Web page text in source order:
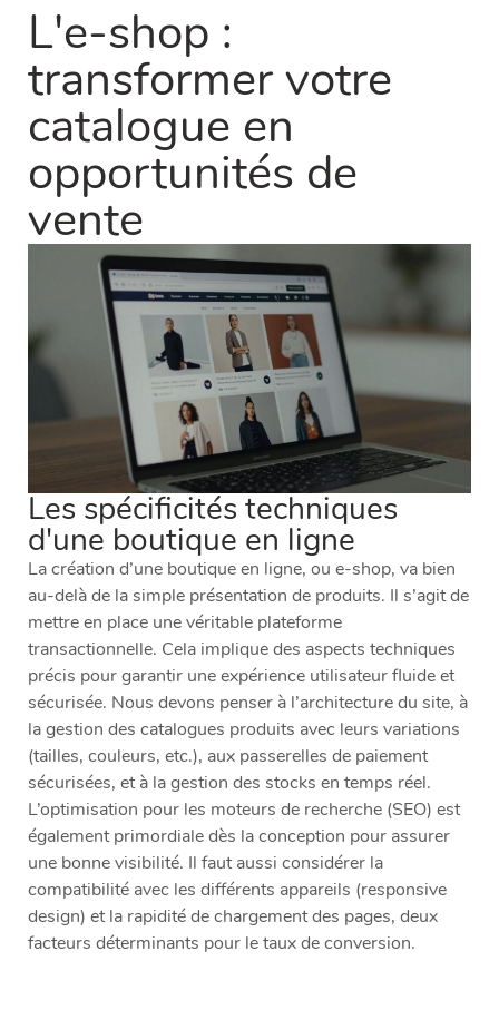
L'e-shop :
transformer votre
catalogue en
opportunités de
vente
Les spécificités techniques
d'une boutique en ligne
La création d’une boutique en ligne, ou e-shop, va bien
au-delà de la simple présentation de produits. Il s’agit de
mettre en place une véritable plateforme
transactionnelle. Cela implique des aspects techniques
précis pour garantir une expérience utilisateur fluide et
sécurisée. Nous devons penser à l’architecture du site, à
la gestion des catalogues produits avec leurs variations
(tailles, couleurs, etc.), aux passerelles de paiement
sécurisées, et à la gestion des stocks en temps réel.
L’optimisation pour les moteurs de recherche (SEO) est
également primordiale dès la conception pour assurer
une bonne visibilité. Il faut aussi considérer la
compatibilité avec les différents appareils (responsive
design) et la rapidité de chargement des pages, deux
facteurs déterminants pour le taux de conversion.